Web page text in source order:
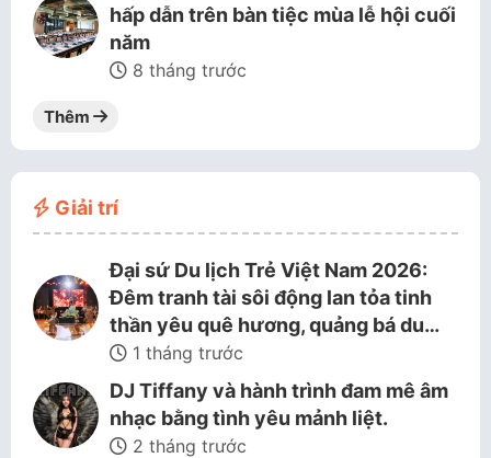
hấp dẫn trên bàn tiệc mùa lễ hội cuối
năm
8 tháng trước
Thêm
Giải trí
Đại sứ Du lịch Trẻ Việt Nam 2026:
Đêm tranh tài sôi động lan tỏa tinh
thần yêu quê hương, quảng bá du…
1 tháng trước
DJ Tiffany và hành trình đam mê âm
nhạc bằng tình yêu mảnh liệt.
2 tháng trước